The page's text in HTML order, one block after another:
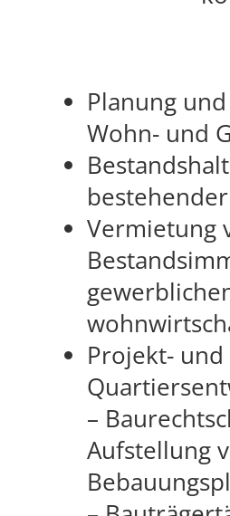
Planung
Wohn- und
Vermietung
Projekt- und
–
Aufstellung